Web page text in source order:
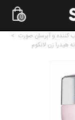
0
کننده و آبرسان صورت >
هیدرا زن لانکوم